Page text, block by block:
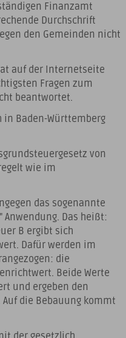
Finanzamt
Durchschrift
den Gemeinden nicht
auf der Internetseite
Fragen zum
beantwortet.
in Baden-Württemberg
von
wie im
das sogenannte
Das heißt:
B ergibt sich
Dafür werden im
die
Beide Werte
und ergeben den
die Bebauung kommt